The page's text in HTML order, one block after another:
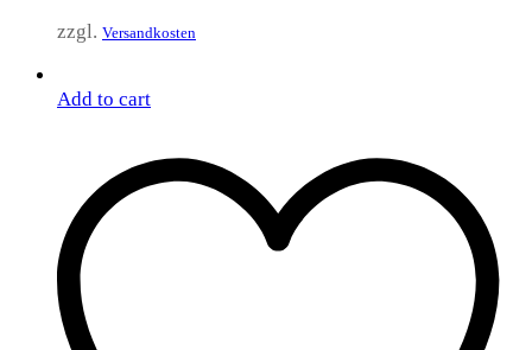
zzgl. Versandkosten
Add to cart